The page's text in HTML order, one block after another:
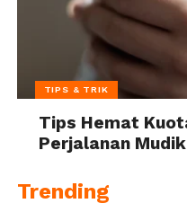
TIPS & TRIK
Tips Hemat
Perjalanan Mudik
Trending